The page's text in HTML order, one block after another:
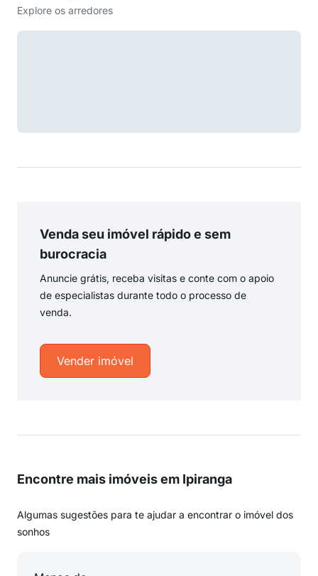
Explore os arredores
Venda seu imóvel rápido e sem
burocracia
Anuncie grátis, receba visitas e conte com o apoio
de especialistas durante todo o processo de
venda.
Vender imóvel
Encontre mais imóveis em Ipiranga
Algumas sugestões para te ajudar a encontrar o imóvel dos
sonhos